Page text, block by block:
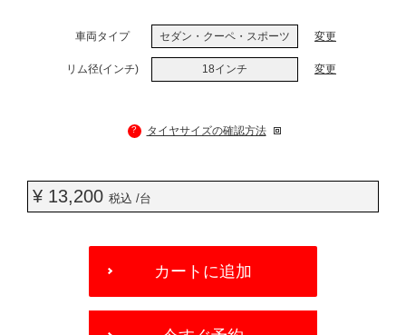
車両タイプ セダン・クーペ・スポーツ 変更
リム径(インチ) 18インチ 変更
? タイヤサイズの確認方法
¥ 13,200 税込 /台
OPTIONS
カートに追加